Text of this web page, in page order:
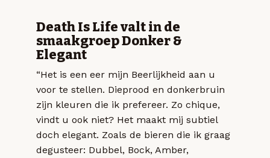
Death Is Life valt in de
smaakgroep Donker &
Elegant
“Het is een eer mijn Beerlijkheid aan u
voor te stellen. Dieprood en donkerbruin
zijn kleuren die ik prefereer. Zo chique,
vindt u ook niet? Het maakt mij subtiel
doch elegant. Zoals de bieren die ik graag
degusteer: Dubbel, Bock, Amber,